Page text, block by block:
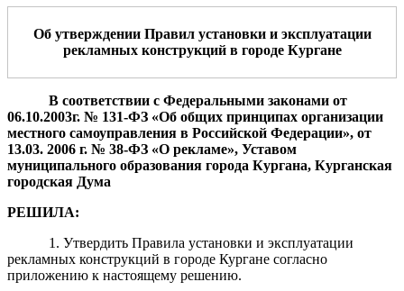
Об утверждении Правил установки и эксплуатации
рекламных конструкций в городе Кургане
В соответствии с Федеральными законами от
06.10.2003г. № 131-ФЗ «Об общих принципах организации
местного самоуправления в Российской Федерации», от
13.03. 2006 г. № 38-ФЗ «О рекламе», Уставом
муниципального образования города Кургана, Курганская
городская Дума
РЕШИЛА:
1. Утвердить Правила установки и эксплуатации
рекламных конструкций в городе Кургане согласно
приложению к настоящему решению.